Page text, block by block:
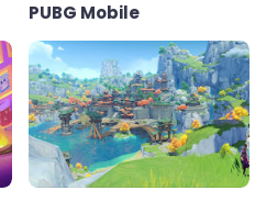
PUBG Mobile